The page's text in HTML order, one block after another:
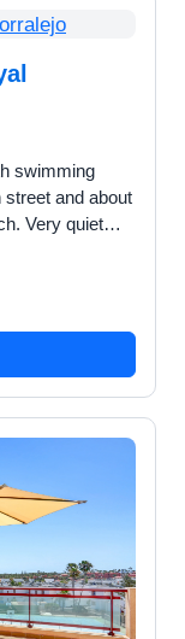
swimming
and about
Very quiet